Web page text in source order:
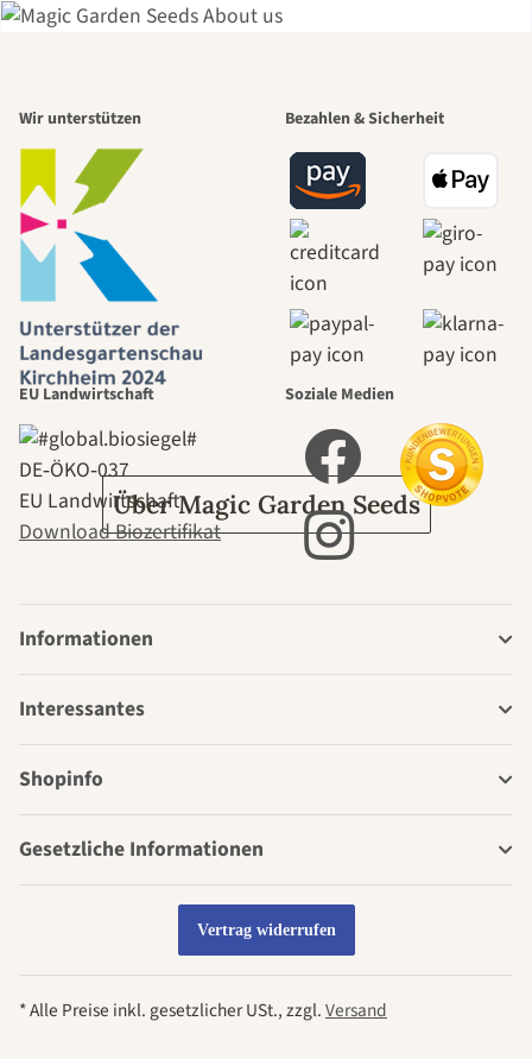
schönsten
Wege zu uns
selbst führt
durch den
Garten
Über Magic Garden Seeds
Wir unterstützen Bezahlen & Sicherheit
EU Landwirtschaft
DE‑ÖKO‑037
EU Landwirtschaft
Download Biozertifikat
Soziale Medien
Informationen
Interessantes
Shopinfo
Gesetzliche Informationen
Vertrag widerrufen
* Alle Preise inkl. gesetzlicher USt., zzgl.Versand